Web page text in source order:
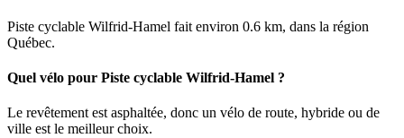
Piste cyclable Wilfrid-Hamel fait environ 0.6 km, dans la région
Québec.
Quel vélo pour Piste cyclable Wilfrid-Hamel ?
Le revêtement est asphaltée, donc un vélo de route, hybride ou de
ville est le meilleur choix.